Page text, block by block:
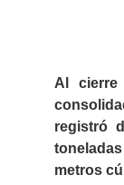
Al cierre
registró
metros